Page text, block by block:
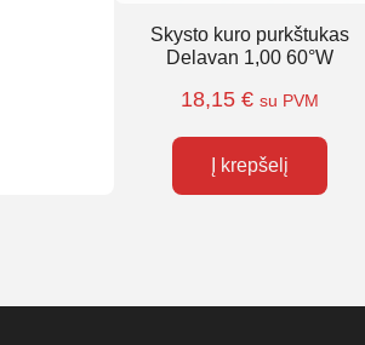
Skysto kuro purkštukas
Delavan 1,00 60°W
18,15€ su PVM
Į krepšelį